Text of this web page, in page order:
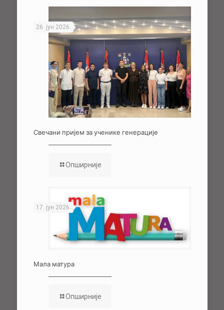
26. јун 2026.
Свечани пријем за ученике генерације
Опширније
17. јун 2026.
Мала матура
Опширније